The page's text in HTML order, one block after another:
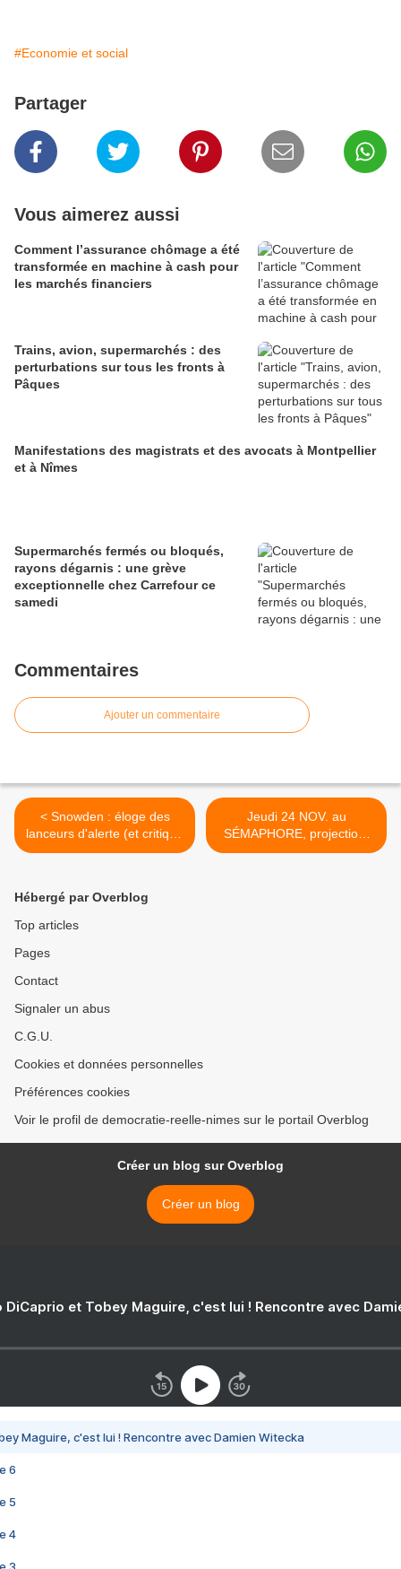
#Economie et social
Partager
Vous aimerez aussi
Comment l’assurance chômage a été
transformée en machine à cash pour
les marchés financiers
Trains, avion, supermarchés : des
perturbations sur tous les fronts à
Pâques
Manifestations des magistrats et des avocats à Montpellier
et à Nîmes
Supermarchés fermés ou bloqués,
rayons dégarnis : une grève
exceptionnelle chez Carrefour ce
samedi
Commentaires
Ajouter un commentaire
< Snowden : éloge des
lanceurs d'alerte (et critique
de la loi Sapin II)
Jeudi 24 NOV. au
SÉMAPHORE, projection-
débat du film Le film
Hébergé par Overblog
Top articles
Pages
Contact
Signaler un abus
C.G.U.
Cookies et données personnelles
Préférences cookies
Voir le profil de democratie-reelle-nimes sur le portail Overblog
Créer un blog sur Overblog
Créer un blog
DiCaprio et Tobey Maguire, c'est lui ! Rencontre avec
Maguire, c'est lui ! Rencontre avec Damien Witecka
6
5
4